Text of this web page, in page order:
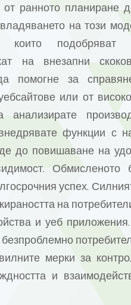
ранното планиране
на този
подобряват
на внезапни
помогне за
или от
функции с
до повишаване на
Обмисленото
успех.
на
и уеб
мерки за
и